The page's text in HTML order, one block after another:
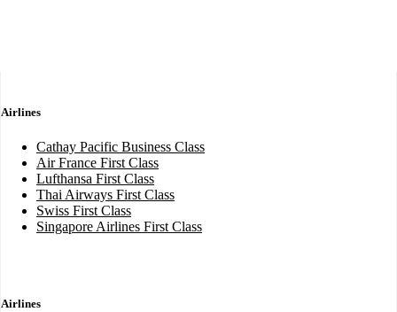
Airlines
Cathay Pacific Business Class
Air France First Class
Lufthansa First Class
Thai Airways First Class
Swiss First Class
Singapore Airlines First Class
Airlines